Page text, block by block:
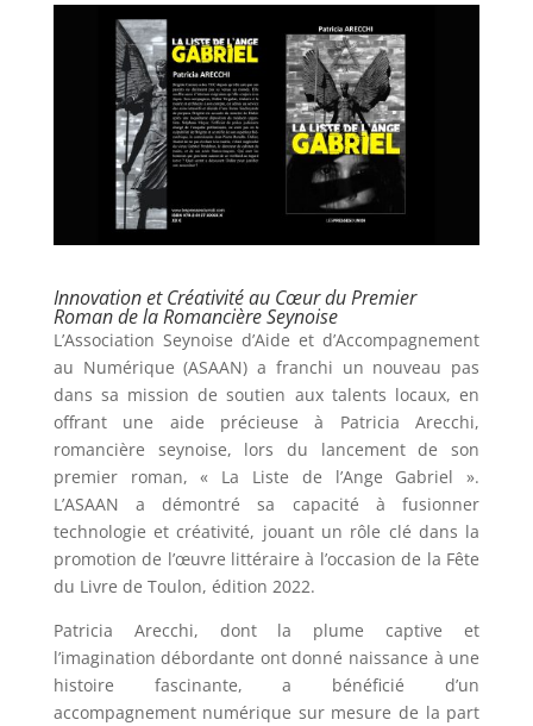
Innovation et Créativité au Cœur du Premier
Roman de la Romancière Seynoise
L’Association Seynoise d’Aide et d’Accompagnement
au Numérique (ASAAN) a franchi un nouveau pas
dans sa mission de soutien aux talents locaux, en
offrant une aide précieuse à Patricia Arecchi,
romancière seynoise, lors du lancement de son
premier roman, « La Liste de l’Ange Gabriel ».
L’ASAAN a démontré sa capacité à fusionner
technologie et créativité, jouant un rôle clé dans la
promotion de l’œuvre littéraire à l’occasion de la Fête
du Livre de Toulon, édition 2022.
Patricia Arecchi, dont la plume captive et
l’imagination débordante ont donné naissance à une
histoire fascinante, a bénéficié d’un
accompagnement numérique sur mesure de la part